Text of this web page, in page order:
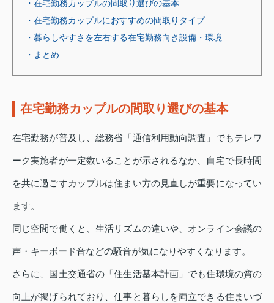
・在宅勤務カップルの間取り選びの基本
・在宅勤務カップルにおすすめの間取りタイプ
・暮らしやすさを左右する在宅勤務向き設備・環境
・まとめ
在宅勤務カップルの間取り選びの基本
在宅勤務が普及し、総務省「通信利用動向調査」でもテレワ
ーク実施者が一定数いることが示されるなか、自宅で長時間
を共に過ごすカップルは住まい方の見直しが重要になってい
ます。
同じ空間で働くと、生活リズムの違いや、オンライン会議の
声・キーボード音などの騒音が気になりやすくなります。
さらに、国土交通省の「住生活基本計画」でも住環境の質の
向上が掲げられており、仕事と暮らしを両立できる住まいづ